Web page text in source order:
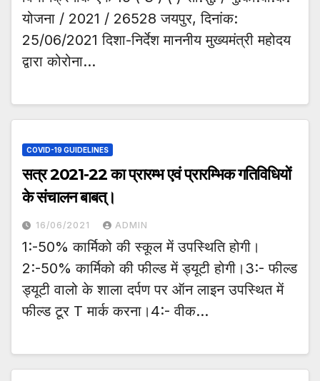
योजना / 2021 / 26528 जयपुर, दिनांक:
25/06/2021 दिशा-निर्देश माननीय मुख्यमंत्री महोदय
द्वारा कोरोना…
COVID-19 GUIDELINES
सत्र 2021-22 का प्रारम्भ एवं प्रारम्भिक गतिविधियों
के संचालन बाबत्।
16/06/2021 ADMIN
1:-50% कार्मिको की स्कूल में उपस्थिति होगी।
2:-50% कार्मिको की फील्ड में ड्यूटी होगी।3:- फील्ड
ड्यूटी वालो के शाला दर्पण पर ऑन लाइन उपस्थित में
फील्ड टूर T मार्क करना।4:- वीक…